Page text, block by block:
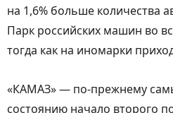
на 1,6% больше количества
Парк российских машин во
тогда как на иномарки
«КАМАЗ» — по-прежнему
состоянию начало второго